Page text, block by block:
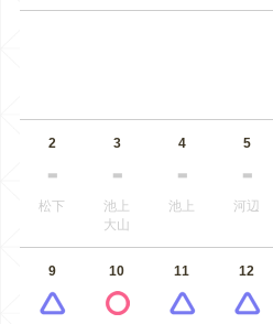
2
松下
3
池上
大山
4
池上
5
河辺
9 10 11 12